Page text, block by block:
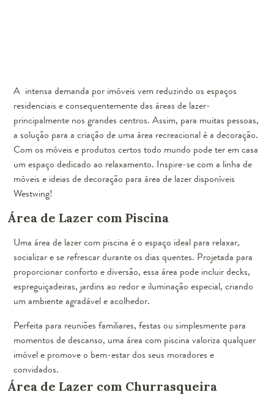
A intensa demanda por imóveis vem reduzindo os espaços
residenciais e consequentemente das áreas de lazer-
principalmente nos grandes centros. Assim, para muitas pessoas,
a solução para a criação de uma área recreacional é a decoração.
Com os móveis e produtos certos todo mundo pode ter em casa
um espaço dedicado ao relaxamento. Inspire-se com a linha de
móveis e ideias de decoração para área de lazer disponíveis
Westwing!
Área de Lazer com Piscina
Uma área de lazer com piscina é o espaço ideal para relaxar,
socializar e se refrescar durante os dias quentes. Projetada para
proporcionar conforto e diversão, essa área pode incluir decks,
espreguiçadeiras, jardins ao redor e iluminação especial, criando
um ambiente agradável e acolhedor.
Perfeita para reuniões familiares, festas ou simplesmente para
momentos de descanso, uma área com piscina valoriza qualquer
imóvel e promove o bem-estar dos seus moradores e
convidados.
Área de Lazer com Churrasqueira